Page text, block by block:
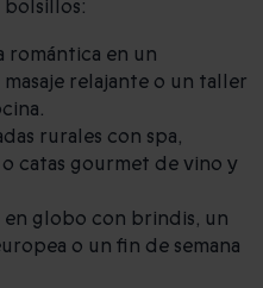
bolsillos:
romántica en un
relajante o un taller
rurales con spa,
catas gourmet de vino y
en globo con brindis, un
o un fin de semana